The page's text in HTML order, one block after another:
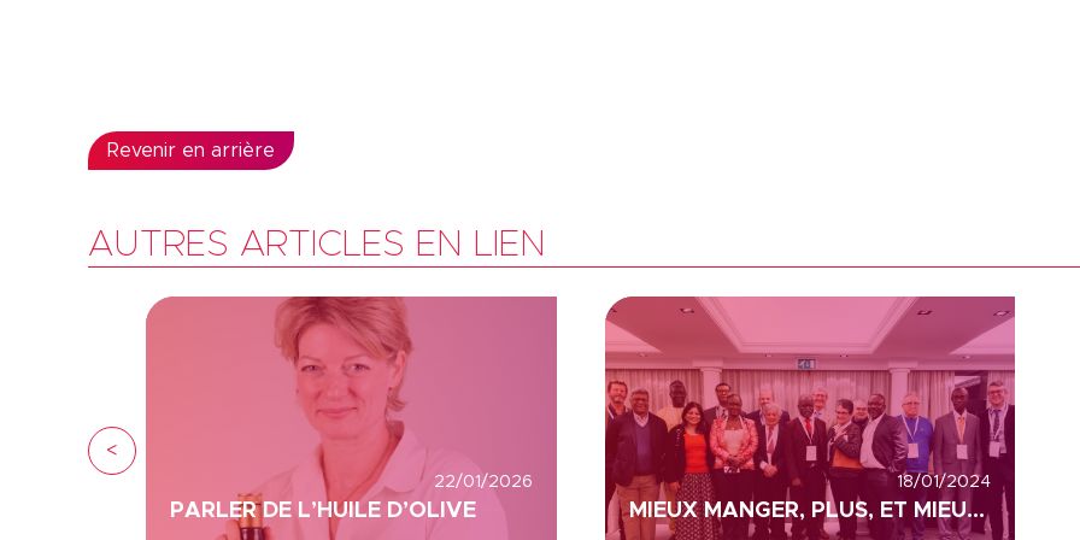
Revenir en arrière
AUTRES ARTICLES EN LIEN
22/01/2026
PARLER DE L’HUILE D’OLIVE
18/01/2024
MIEUX MANGER, PLUS, ET MIEUX VIVRE LA SANTE, COLEAD ET ACP (AFRIQUE, CARAÏBES ET PACIFIQUE)
<